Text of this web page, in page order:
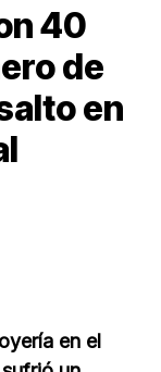
40
de
en
en el